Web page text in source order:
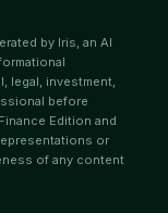
by Iris, an AI
legal, investment,
before
Edition and
or
of any content